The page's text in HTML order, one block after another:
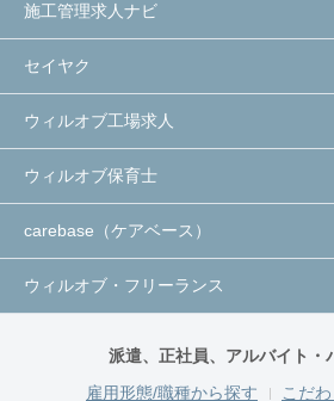
施工管理求人ナビ
セイヤク
ウィルオブ工場求人
ウィルオブ保育士
carebase（ケアベース）
ウィルオブ・フリーランス
派遣、正社員、アルバイト・
雇用形態/職種から探す
こだ